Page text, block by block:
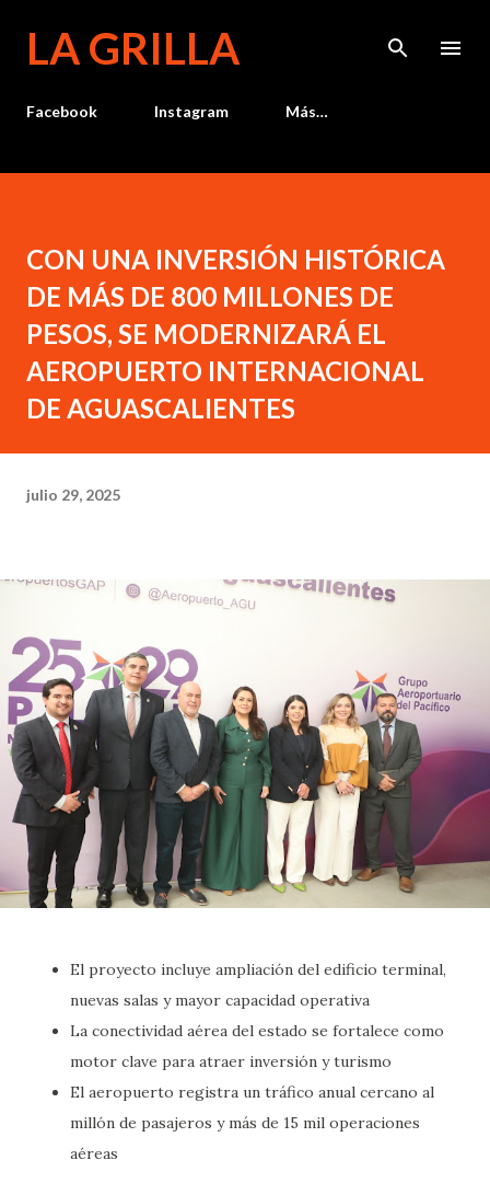
LA GRILLA
Facebook Instagram Más…
CON UNA INVERSIÓN HISTÓRICA
DE MÁS DE 800 MILLONES DE
PESOS, SE MODERNIZARÁ EL
AEROPUERTO INTERNACIONAL
DE AGUASCALIENTES
julio 29, 2025
El proyecto incluye ampliación del edificio terminal,
nuevas salas y mayor capacidad operativa
La conectividad aérea del estado se fortalece como
motor clave para atraer inversión y turismo
El aeropuerto registra un tráfico anual cercano al
millón de pasajeros y más de 15 mil operaciones
aéreas